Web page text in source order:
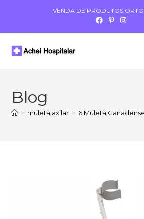
VENDA DE PRODUTOS
Blog
> muleta axilar > 6 Muleta